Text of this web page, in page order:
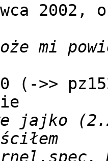
2002,
mi
(->>
jajko